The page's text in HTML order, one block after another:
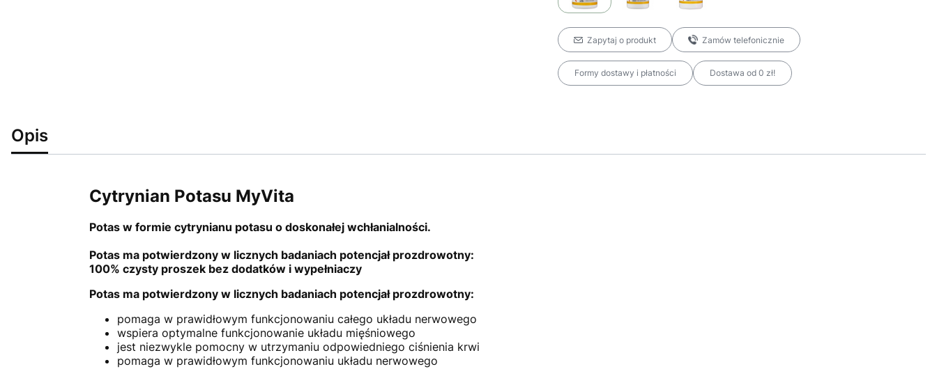
Zapytaj o produkt Zamów telefonicznie
Formy dostawy i płatności Dostawa od 0 zł!
Opis
Cytrynian Potasu MyVita
Potas w formie cytrynianu potasu o doskonałej wchłanialności.
Potas ma potwierdzony w licznych badaniach potencjał prozdrowotny:
100% czysty proszek bez dodatków i wypełniaczy
Potas ma potwierdzony w licznych badaniach potencjał prozdrowotny:
pomaga w prawidłowym funkcjonowaniu całego układu nerwowego
wspiera optymalne funkcjonowanie układu mięśniowego
jest niezwykle pomocny w utrzymaniu odpowiedniego ciśnienia krwi
pomaga w prawidłowym funkcjonowaniu układu nerwowego